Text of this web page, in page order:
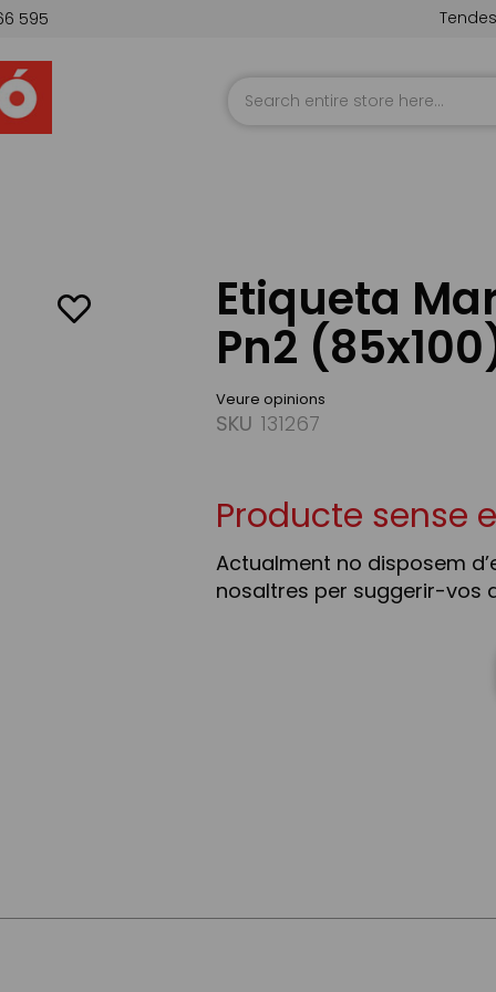
595 Tendes
Etiqueta
Pn2
Veure opinions
SKU 131267
Producte sense
Actualment no disposem
nosaltres per suggerir-vos